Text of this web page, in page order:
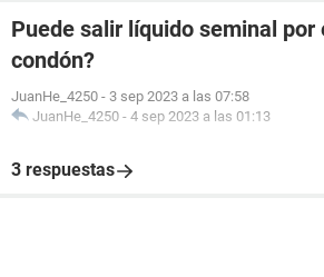
Puede salir líquido seminal por
condón?
JuanHe_4250 - 3 sep 2023 a las 07:58
JuanHe_4250 - 4 sep 2023 a las 01:13
3 respuestas